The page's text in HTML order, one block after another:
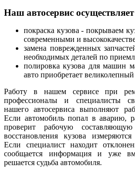
Наш автосервис
покраска кузова - покрываем
современными и
замена поврежденных
необходимых деталей по
полировка кузова для машин
авто приобретает
Работу в нашем сервисе при
профессионалы и специалисты
нашего автосервиса выполняют
Если автомобиль попал в аварию,
проверит рабочую
восстановления кузова
Если специалист находит
сообщается информация и уже
решается судьба автомобиля.